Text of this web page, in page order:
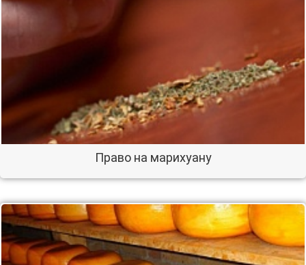
Право на марихуану